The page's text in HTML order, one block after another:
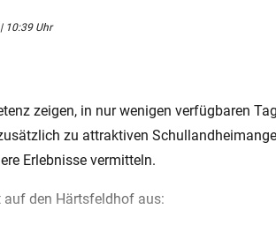
10:39 Uhr
zeigen, in nur wenigen verfügbaren
zu attraktiven
Erlebnisse vermitteln.
den Härtsfeldhof aus: